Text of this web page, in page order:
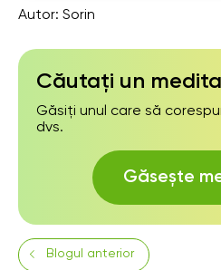
Autor: Sorin
Căutați un
Găsiți unul care să
dvs.
Găsește
Blogul anterior